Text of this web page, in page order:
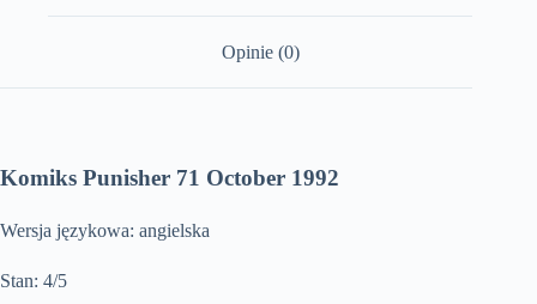
Opinie (0)
Komiks Punisher 71 October 1992
Wersja językowa: angielska
Stan: 4/5